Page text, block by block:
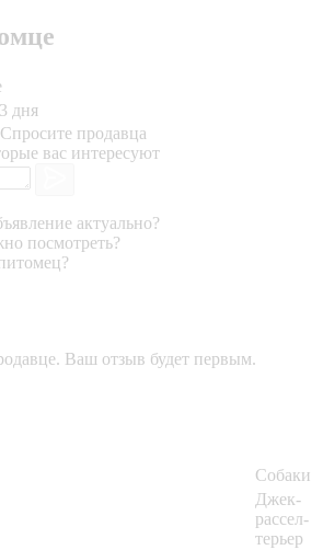
дня
Спросите продавца
вас интересуют
актуально?
посмотреть?
Ваш отзыв будет первым.
Собаки
Джек-
рассел-
терьер